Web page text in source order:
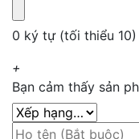
0 ký tự (tối thiểu 10)
+
Bạn cảm thấy sản